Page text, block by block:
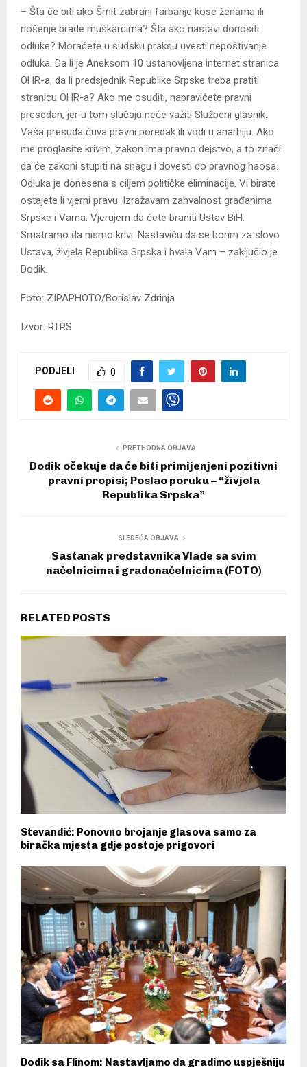
– Šta će biti ako Šmit zabrani farbanje kose ženama ili
nošenje brade muškarcima? Šta ako nastavi donositi
odluke? Moraćete u sudsku praksu uvesti nepoštivanje
odluka. Da li je Aneksom 10 ustanovljena internet stranica
OHR-a, da li predsjednik Republike Srpske treba pratiti
stranicu OHR-a? Ako me osuditi, napravićete pravni
presedan, jer u tom slučaju neće važiti Službeni glasnik.
Vaša presuda čuva pravni poredak ili vodi u anarhiju. Ako
me proglasite krivim, zakon ima pravno dejstvo, a to znači
da će zakoni stupiti na snagu i dovesti do pravnog haosa.
Odluka je donesena s ciljem političke eliminacije. Vi birate
ostajete li vjerni pravu. Izražavam zahvalnost građanima
Srpske i Vama. Vjerujem da ćete braniti Ustav BiH.
Smatramo da nismo krivi. Nastaviću da se borim za slovo
Ustava, živjela Republika Srpska i hvala Vam – zaključio je
Dodik.
Foto: ZIPAPHOTO/Borislav Zdrinja
Izvor: RTRS
PODJELI 0
PRETHODNA OBJAVA
Dodik očekuje da će biti primijenjeni pozitivni
pravni propisi; Poslao poruku – “živjela
Republika Srpska”
SLEDEĆA OBJAVA
Sastanak predstavnika Vlade sa svim
načelnicima i gradonačelnicima (FOTO)
RELATED POSTS
Stevandić: Ponovno brojanje glasova samo za
biračka mjesta gdje postoje prigovori
Dodik sa Flinom: Nastavljamo da gradimo uspješniju